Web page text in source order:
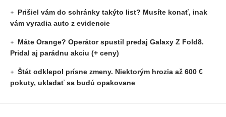
Prišiel vám do schránky takýto list? Musíte konať, inak
vám vyradia auto z evidencie
Máte Orange? Operátor spustil predaj Galaxy Z Fold8.
Pridal aj parádnu akciu (+ ceny)
Štát odklepol prísne zmeny. Niektorým hrozia až 600 €
pokuty, ukladať sa budú opakovane